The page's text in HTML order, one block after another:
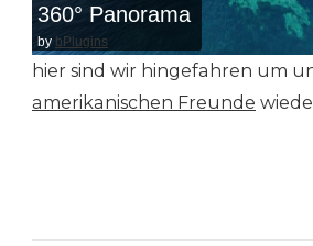
360° Panorama
by bPlugins
hier sind wir hingefahren um
amerikanischen Freunde